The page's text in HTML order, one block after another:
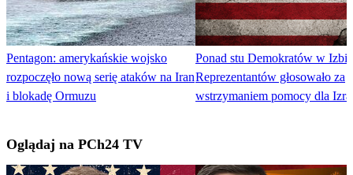
Pentagon: amerykańskie wojsko
rozpoczęło nową serię ataków na Iran
i blokadę Ormuzu
Ponad stu Demokratów w Izbie
Reprezentantów głosowało za
wstrzymaniem pomocy dla
Oglądaj na PCh24 TV